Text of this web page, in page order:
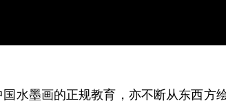
水墨画的正规教育，亦不断从东西